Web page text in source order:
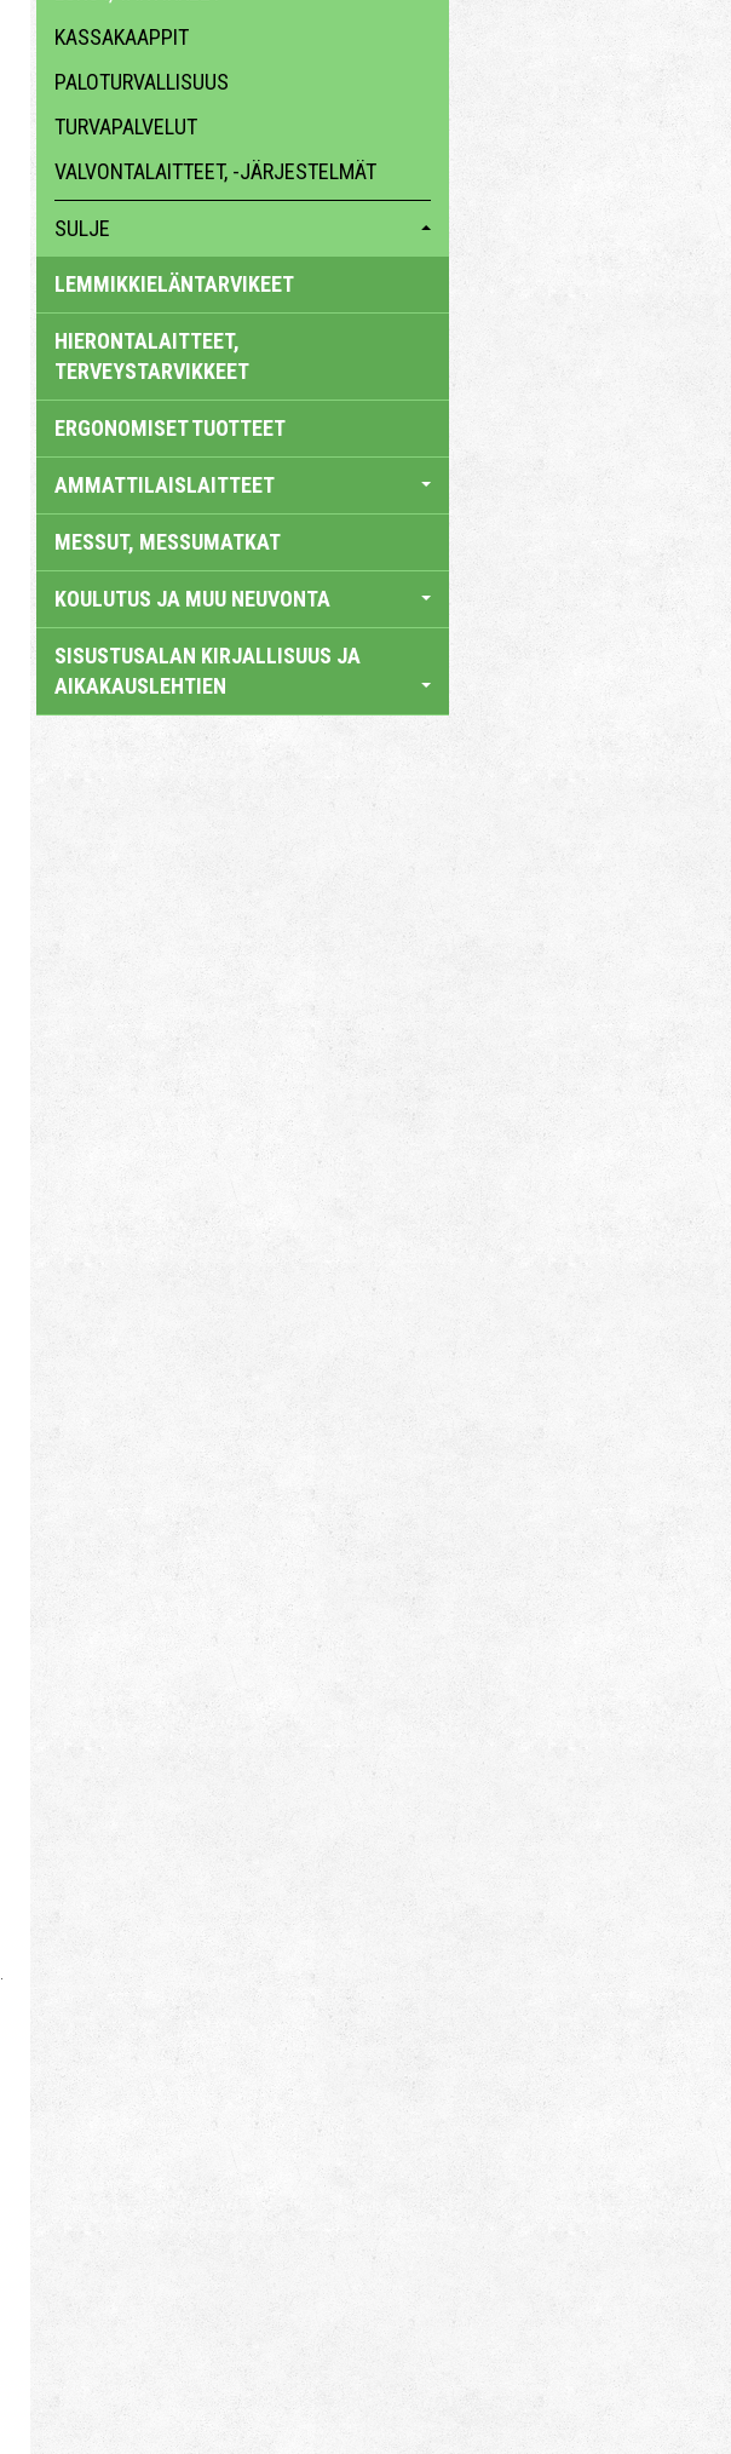
KASSAKAAPPIT
PALOTURVALLISUUS
TURVAPALVELUT
VALVONTALAITTEET, -JÄRJESTELMÄT
SULJE
LEMMIKKIELÄNTARVIKEET
HIERONTALAITTEET,
TERVEYSTARVIKKEET
ERGONOMISET TUOTTEET
AMMATTILAISLAITTEET
MESSUT, MESSUMATKAT
KOULUTUS JA MUU NEUVONTA
SISUSTUSALAN KIRJALLISUUS JA
AIKAKAUSLEHTIEN